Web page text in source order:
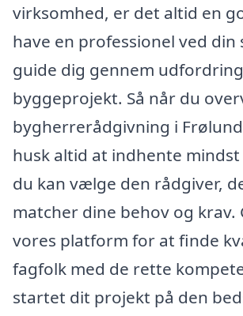
virksomhed, er det altid en
have en professionel ved din
guide dig gennem
byggeprojekt. Så når du
bygherrerådgivning i
husk altid at indhente
du kan vælge den rådgiver,
matcher dine behov og krav.
vores platform for at finde
fagfolk med de rette
startet dit projekt på den